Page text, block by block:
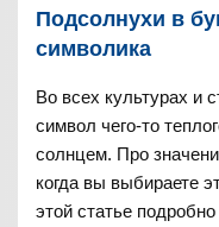
Подсолнухи в
символика
Во всех культурах и
символ чего-то
солнцем. Про
когда вы выбираете
этой статье